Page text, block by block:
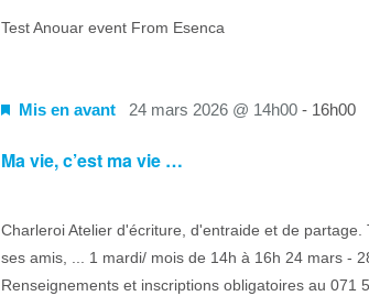
Test Anouar event From Esenca
Ma vie, c’est ma vie …
Mis en avant 24 mars 2026 @ 14h00- 16h00
Charleroi Atelier d'écriture, d'entraide et de
ses amis, ... 1 mardi/ mois de 14h à 16h 24 mars -
Renseignements et inscriptions obligatoires au 071